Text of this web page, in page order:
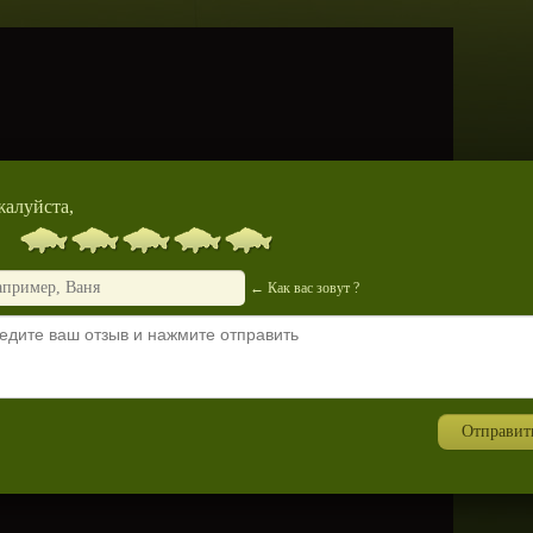
← Как вас зовут ?